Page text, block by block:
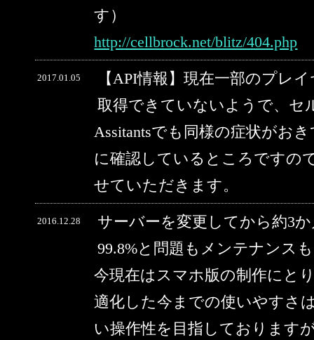
す）
http://cellbrock.net/blitz/404.php
2017.01.05
【API情報】現在一部のプレ
取得できていないようで、セ
Assitantsでも同様の症状がお
に確認しているところですの
せていただきます。
2016.12.28
サーバーを変更してから約3
99.8%と問題もメンテナンス
今現在はスマホ版の制作にと
適化した今までの使いやすさ
い操作性を目指しております